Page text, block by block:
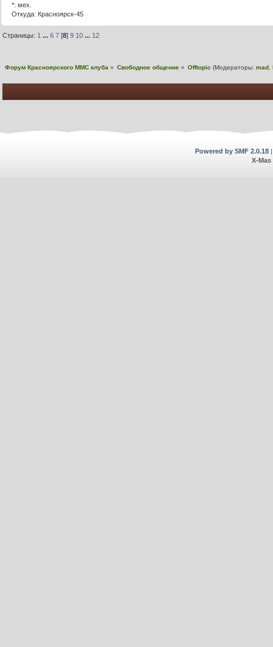
*: мех.
Откуда: Красноярск-45
Страницы: 1 ...6 7 [8]9 10 ... 12
Форум Красноярского MMC клуба » Свободное общение » Offtopic (Модераторы:mad,
Powered by SMF 2.0.18
X-Mas